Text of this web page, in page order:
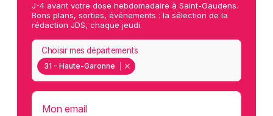
J-4 avant votre dose hebdomadaire à Saint-Gaudens.
Bons plans, sorties, événements : la sélection de la
rédaction JDS, chaque jeudi.
31 - Haute-Garonne
Choisir mes départements
Mon email